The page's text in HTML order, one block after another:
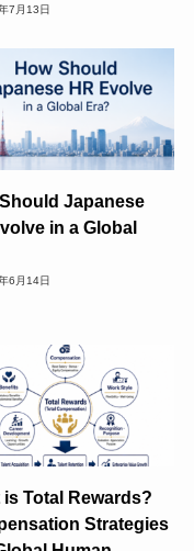
7月13日
Japanese
in a Global
6月14日
is Total Rewards?
Strategies